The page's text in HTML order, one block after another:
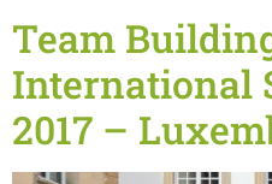
Team
International
2017 –